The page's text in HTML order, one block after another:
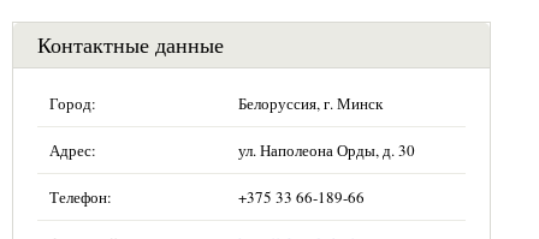
Контактные данные
Город: Белоруссия, г. Минск
Адрес: ул. Наполеона Орды, д. 30
Телефон: +375 33 66-189-66